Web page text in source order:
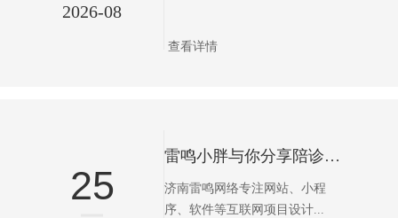
2026-08
查看详情
25
雷鸣小胖与你分享陪诊小程序会为我们带来哪些便利
济南雷鸣网络专注网站、小程
序、软件等互联网项目设计...